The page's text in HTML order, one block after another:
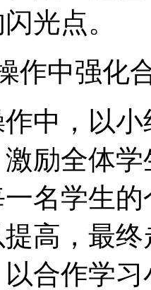
光点。
作中强化
中，以
励全体
名学生
高，最
合作学